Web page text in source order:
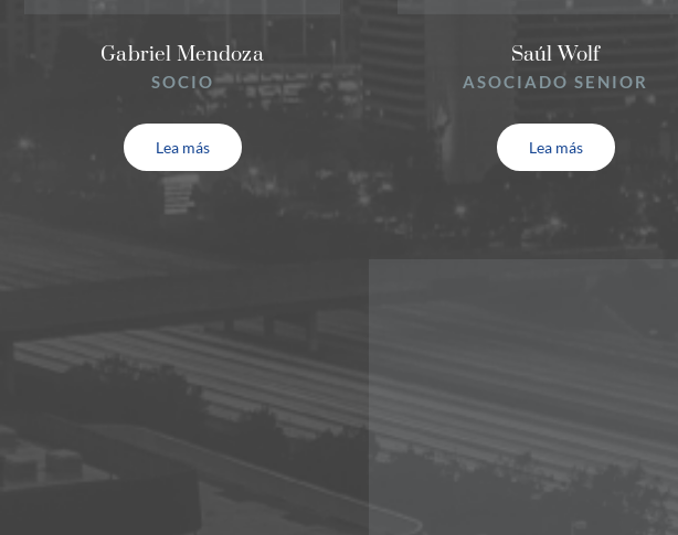
Gabriel Mendoza
SOCIO
Lea más
Saúl Wolf
ASOCIADO SENIOR
Lea más